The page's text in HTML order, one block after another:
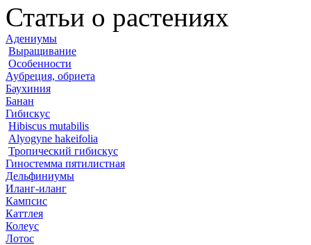
Статьи о растениях
Адениумы
Выращивание
Особенности
Аубреция, обриета
Баухиния
Банан
Гибискус
Hibiscus mutabilis
Alyogyne hakeifolia
Тропический гибискус
Гиностемма пятилистная
Дельфиниумы
Иланг-иланг
Кампсис
Каттлея
Колеус
Лотос